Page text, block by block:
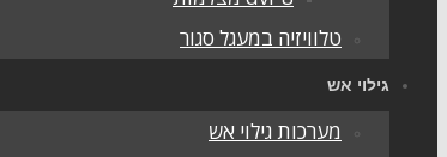
טלוויזיה במעגל סגור
גילוי אש
מערכות גילוי אש